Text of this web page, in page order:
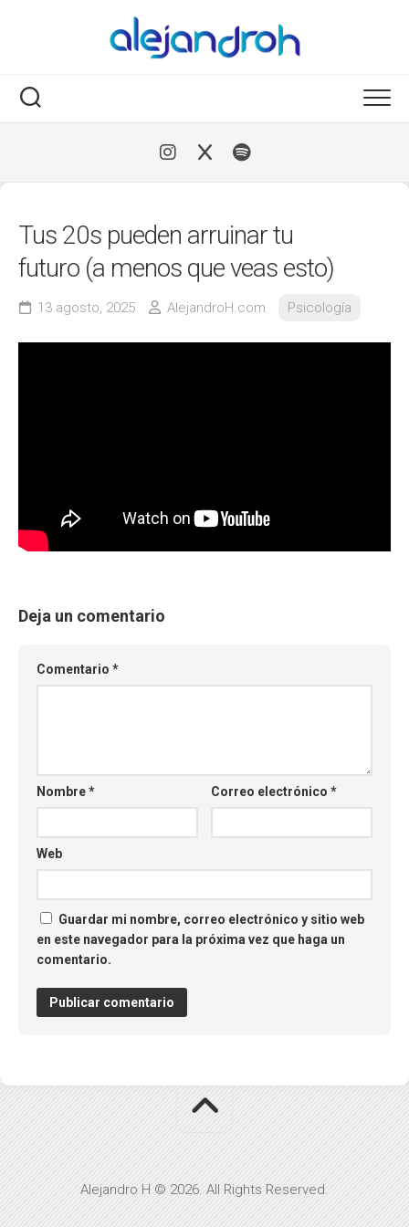
Tus 20s pueden arruinar tu
futuro (a menos que veas esto)
13 agosto, 2025 AlejandroH.com Psicología
Deja un comentario
Comentario *
Nombre* Correo electrónico*
Web
Guardar mi nombre, correo electrónico y sitio web
en este navegador para la próxima vez que haga un
comentario.
Alejandro H © 2026. All Rights Reserved.